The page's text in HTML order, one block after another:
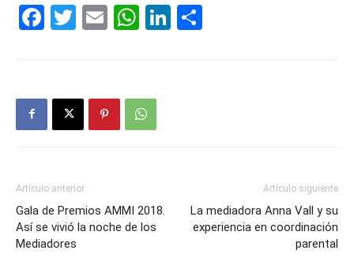
Facebook
Twitter
EmailWhatsApp
LinkedIn
Artículo anterior
Gala de Premios AMMI 2018.
Así se vivió la noche de los
Mediadores
Artículo siguiente
La mediadora Anna Vall y su
experiencia en coordinación
parental